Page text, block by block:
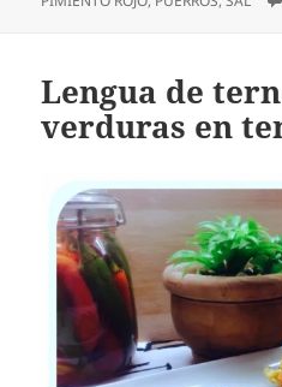
Lengua de
verduras en